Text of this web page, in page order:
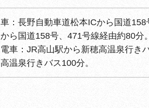
車：長野自動車道松本ICから国道
から国道158号、471号線経由約80分。
電車：JR高山駅から新穂高温泉行き
高温泉行きバス100分。